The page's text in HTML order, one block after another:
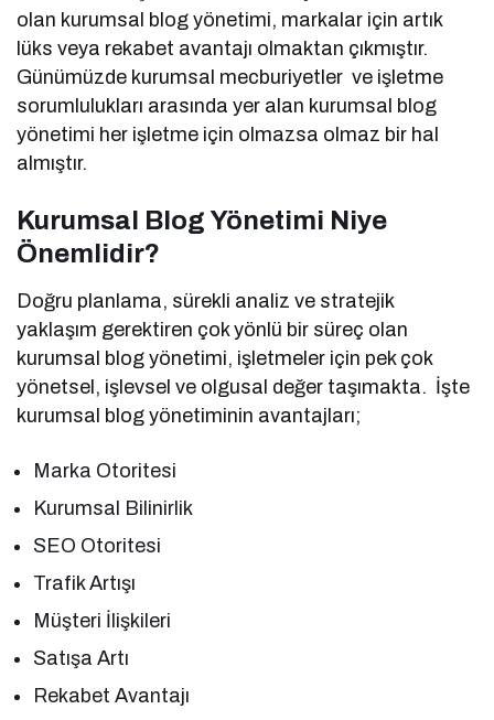
olan kurumsal blog yönetimi, markalar için artık
lüks veya rekabet avantajı olmaktan çıkmıştır.
Günümüzde kurumsal mecburiyetler ve işletme
sorumlulukları arasında yer alan kurumsal blog
yönetimi her işletme için olmazsa olmaz bir hal
almıştır.
Kurumsal Blog Yönetimi Niye
Önemlidir?
Doğru planlama, sürekli analiz ve stratejik
yaklaşım gerektiren çok yönlü bir süreç olan
kurumsal blog yönetimi, işletmeler için pek çok
yönetsel, işlevsel ve olgusal değer taşımakta. İşte
kurumsal blog yönetiminin avantajları;
Marka Otoritesi
Kurumsal Bilinirlik
SEO Otoritesi
Trafik Artışı
Müşteri İlişkileri
Satışa Artı
Rekabet Avantajı